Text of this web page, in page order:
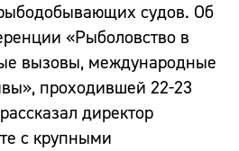
судов. Об
«Рыболовство в
вызовы, международные
проходившей 22-23
директор
с крупными